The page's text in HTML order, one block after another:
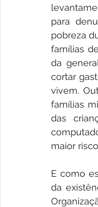
para
pobreza
famílias
da
cortar
vivem.
famílias
das
maior
E como
da